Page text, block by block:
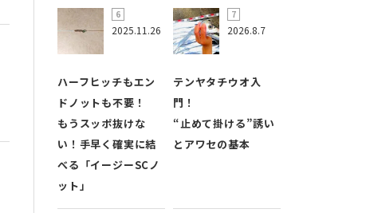
2025.11.26
ハーフヒッチもエン
ドノットも不要！
もうスッポ抜けな
い！手早く確実に結
べる「イージーSCノ
ット」
2026.8.7
テンヤタチウオ入
門！
“止めて掛ける”誘い
とアワセの基本